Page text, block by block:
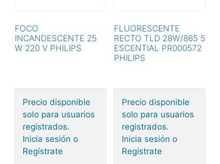
FOCO
INCANDESCENTE 25
W 220 V PHILIPS
Precio disponible
solo para usuarios
registrados.
Inicia sesión o
Regístrate
FLUORESCENTE
RECTO TLD 28W/865 5
ESCENTIAL PR000572
PHILIPS
Precio disponible
solo para usuarios
registrados.
Inicia sesión o
Regístrate